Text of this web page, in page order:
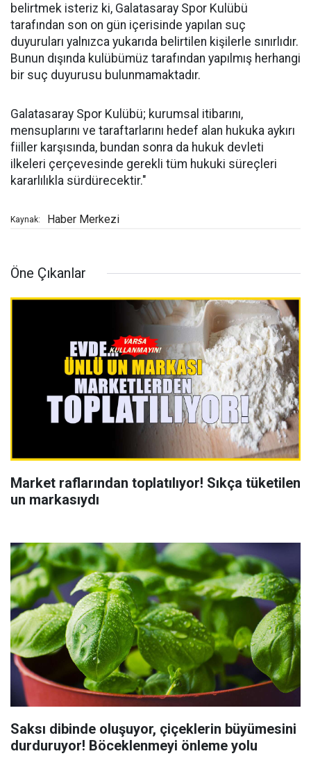
belirtmek isteriz ki, Galatasaray Spor Kulübü
tarafından son on gün içerisinde yapılan suç
duyuruları yalnızca yukarıda belirtilen kişilerle sınırlıdır.
Bunun dışında kulübümüz tarafından yapılmış herhangi
bir suç duyurusu bulunmamaktadır.
Galatasaray Spor Kulübü; kurumsal itibarını,
mensuplarını ve taraftarlarını hedef alan hukuka aykırı
fiiller karşısında, bundan sonra da hukuk devleti
ilkeleri çerçevesinde gerekli tüm hukuki süreçleri
kararlılıkla sürdürecektir."
Kaynak: Haber Merkezi
Öne Çıkanlar
Market raflarından toplatılıyor! Sıkça tüketilen
un markasıydı
Saksı dibinde oluşuyor, çiçeklerin büyümesini
durduruyor! Böceklenmeyi önleme yolu